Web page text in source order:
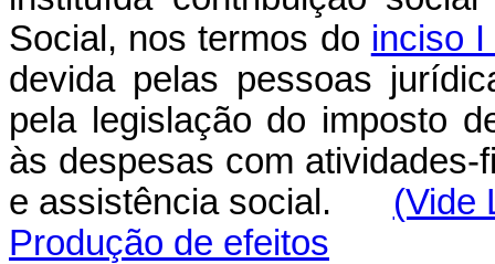
Social, nos termos do inciso
devida pelas pessoas
pela legislação do imposto
às despesas com
e assistência social. (Vide
Produção de efeitos